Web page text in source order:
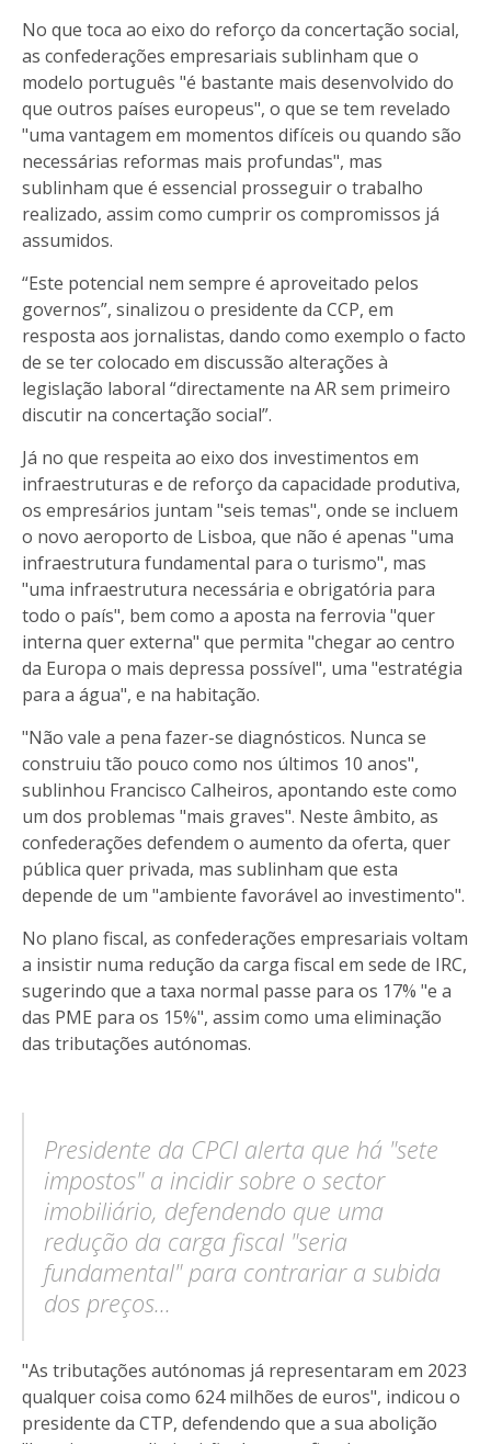
No que toca ao eixo do reforço da concertação social,
as confederações empresariais sublinham que o
modelo português "é bastante mais desenvolvido do
que outros países europeus", o que se tem revelado
"uma vantagem em momentos difíceis ou quando são
necessárias reformas mais profundas", mas
sublinham que é essencial prosseguir o trabalho
realizado, assim como cumprir os compromissos já
assumidos.
“Este potencial nem sempre é aproveitado pelos
governos”, sinalizou o presidente da CCP, em
resposta aos jornalistas, dando como exemplo o facto
de se ter colocado em discussão alterações à
legislação laboral “directamente na AR sem primeiro
discutir na concertação social”.
Já no que respeita ao eixo dos investimentos em
infraestruturas e de reforço da capacidade produtiva,
os empresários juntam "seis temas", onde se incluem
o novo aeroporto de Lisboa, que não é apenas "uma
infraestrutura fundamental para o turismo", mas
"uma infraestrutura necessária e obrigatória para
todo o país", bem como a aposta na ferrovia "quer
interna quer externa" que permita "chegar ao centro
da Europa o mais depressa possível", uma "estratégia
para a água", e na habitação.
"Não vale a pena fazer-se diagnósticos. Nunca se
construiu tão pouco como nos últimos 10 anos",
sublinhou Francisco Calheiros, apontando este como
um dos problemas "mais graves". Neste âmbito, as
confederações defendem o aumento da oferta, quer
pública quer privada, mas sublinham que esta
depende de um "ambiente favorável ao investimento".
No plano fiscal, as confederações empresariais voltam
a insistir numa redução da carga fiscal em sede de IRC,
sugerindo que a taxa normal passe para os 17% "e a
das PME para os 15%", assim como uma eliminação
das tributações autónomas.
Presidente da CPCI alerta que há "sete
impostos" a incidir sobre o sector
imobiliário, defendendo que uma
redução da carga fiscal "seria
fundamental" para contrariar a subida
dos preços...
"As tributações autónomas já representaram em 2023
qualquer coisa como 624 milhões de euros", indicou o
presidente da CTP, defendendo que a sua abolição